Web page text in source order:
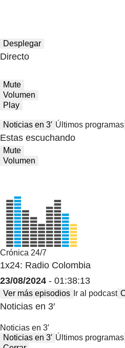
Desplegar
Directo
Mute
Volumen
Play
Noticias en 3′ Últimos programas
Estas escuchando
Mute
Volumen
Crónica 24/7
1x24: Radio Colombia
23/08/2024 - 01:38:13
Ver más episodios Ir al podcast
Noticias en 3′
Noticias en 3′
Noticias en 3′ Últimos programas